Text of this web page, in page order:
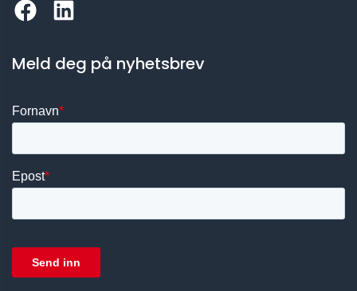
Meld deg på nyhetsbrev